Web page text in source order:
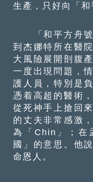
生產，只好向「和
「和平方舟號
到杰娜特所在醫
大風險展開剖腹
一度出現問題，
護人員，特別是
憑着高超的醫術
從死神手上搶回
的丈夫非常感激
為「Chin」；在
國」的意思。他
命恩人。